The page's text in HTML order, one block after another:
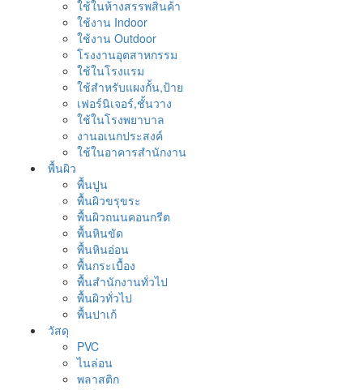
ใช้ในห้างสรรพสินค้า
ใช้งาน Indoor
ใช้งาน Outdoor
โรงงานอุตสาหกรรม
ใช้ในโรงแรม
ใช้สำหรับแผงกั้น,ป้าย
เฟอร์นิเจอร์,ชั้นวาง
ใช้ในโรงพยาบาล
งานอเนกประสงค์
ใช้ในอาคารสำนักงาน
พื้นผิว
พื้นปูน
พื้นผิวขรุขระ
พื้นผิวถนนคอนกรีต
พื้นหินขัด
พื้นหินอ่อน
พื้นกระเบื้อง
พื้นสำนักงานทั่วไป
พื้นผิวทั่วไป
พื้นปาเก้
วัสดุ
PVC
ไนล่อน
พลาสติก